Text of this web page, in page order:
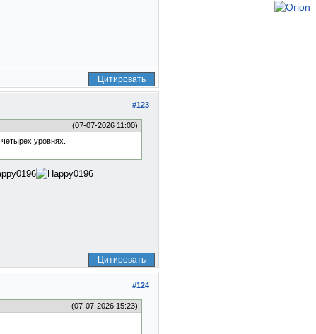
Цитировать
#123
(07-07-2026 11:00)
уровнях.
Цитировать
#124
(07-07-2026 15:23)